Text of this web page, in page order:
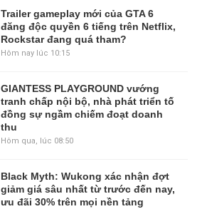
Trailer gameplay mới của GTA 6
đăng độc quyền 6 tiếng trên Netflix,
Rockstar đang quá tham?
Hôm nay lúc 10:15
GIANTESS PLAYGROUND vướng
tranh chấp nội bộ, nhà phát triển tố
đồng sự ngầm chiếm đoạt doanh
thu
Hôm qua, lúc 08:50
Black Myth: Wukong xác nhận đợt
giảm giá sâu nhất từ trước đến nay,
ưu đãi 30% trên mọi nền tảng